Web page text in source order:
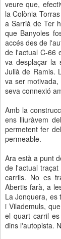
veure que,
la Colònia
a Sarrià de Ter
que Banyoles
accés des de
de l'actual C-66
va desplaçar la
Julià de Ramis.
va ser
seva connexió
Amb la
ens lliuràvem
permetent fer
permeable.
Ara està a punt
de l'actual
carrils. No es
Abertis farà, a
La Jonquera, es
i Vilademuls,
el quart carril
dins l'autopista.